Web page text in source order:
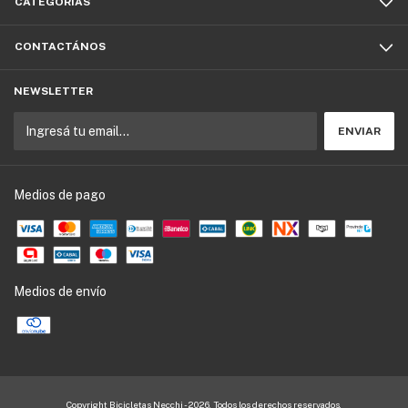
CONTACTÁNOS
NEWSLETTER
Medios de pago
Medios de envío
Copyright Bicicletas Necchi - 2026. Todos los derechos reservados.